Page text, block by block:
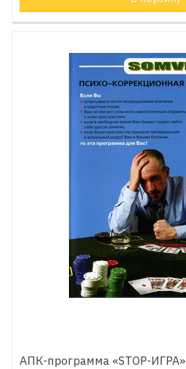
АПК-программа «STOP-ИГРА»